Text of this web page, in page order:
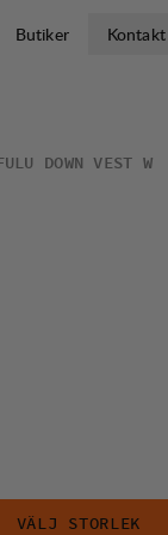
Butiker Kontakt
FULU DOWN VEST W
VÄLJ STORLEK